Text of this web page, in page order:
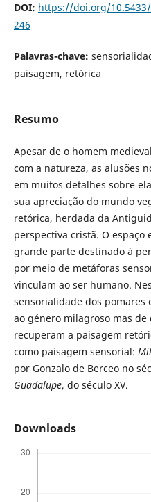
DOI: https://doi.org/10.5433/
246
Palavras-chave:
paisagem, retórica
Resumo
Apesar de o homem
com a natureza, as alusões
em muitos detalhes sobre
sua apreciação do mundo
retórica, herdada da
perspectiva cristã. O
grande parte destinado à
por meio de metáforas
vinculam ao ser humano.
sensorialidade dos pomares
ao género milagroso mas
recuperam a paisagem
como paisagem sensorial:
por Gonzalo de Berceo no
Guadalupe, do século XV.
Downloads